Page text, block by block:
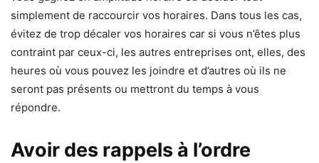
simplement de raccourcir vos horaires. Dans tous les cas,
évitez de trop décaler vos horaires car si vous n’êtes plus
contraint par ceux-ci, les autres entreprises ont, elles, des
heures où vous pouvez les joindre et d’autres où ils ne
seront pas présents ou mettront du temps à vous
répondre.
Avoir des rappels à l’ordre